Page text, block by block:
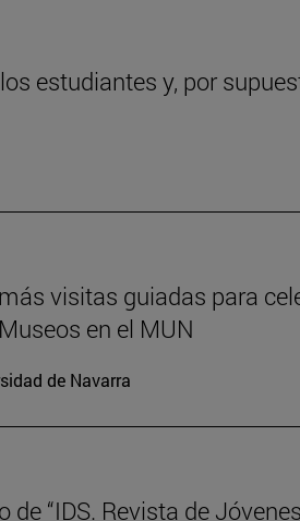
estudiantes y, por
visitas guiadas para
en el MUN
de Navarra
“IDS. Revista de Jóvenes